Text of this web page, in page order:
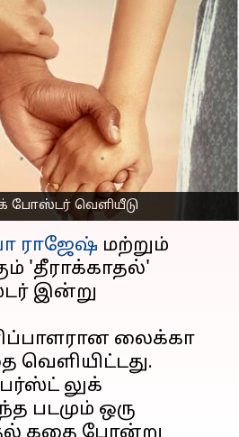
போஸ்டர் வெளியீடு
முக்கோண
புதிய பட
ரசிகர்கள்
Mar 24, 2023 10:50 am
ராஜேஷ் மற்றும்
'தீராக்காதல்'
இன்று
லைக்கா
வெளியிட்டது.
லுக்
படமும் ஒரு